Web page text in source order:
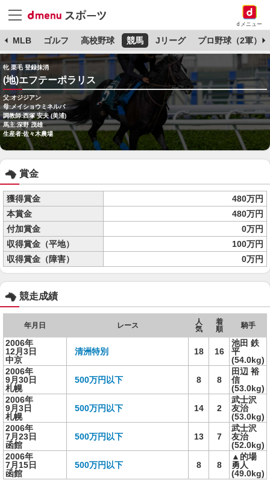
dメニュー
MLB ゴルフ 高校野球 競馬 Jリーグ プロ野球（2軍）
牝 栗毛 登録抹消
(地)エフテーポラリス
父:オジジアン
母:メイショウミネルバ
調教師:西塚 安夫 (美浦)
馬主:深野 茂雄
生産者:佐々木農場
賞金
獲得賞金
480万円
本賞金
480万円
付加賞金
0万円
収得賞金（平地）
100万円
収得賞金（障害）
0万円
競走成績
年月日 レース
人
気
着
順
騎手
2006年
12月3日
中京
清洲特別 18 16
池田 鉄
平
(54.0kg)
2006年
9月30日
札幌
500万円以下 8 8
田辺 裕
信
(53.0kg)
2006年
9月3日
札幌
500万円以下 14 2
武士沢
友治
(53.0kg)
2006年
7月23日
函館
500万円以下 13 7
武士沢
友治
(52.0kg)
2006年
7月15日
函館
500万円以下 8 8
▲的場
勇人
(49.0kg)